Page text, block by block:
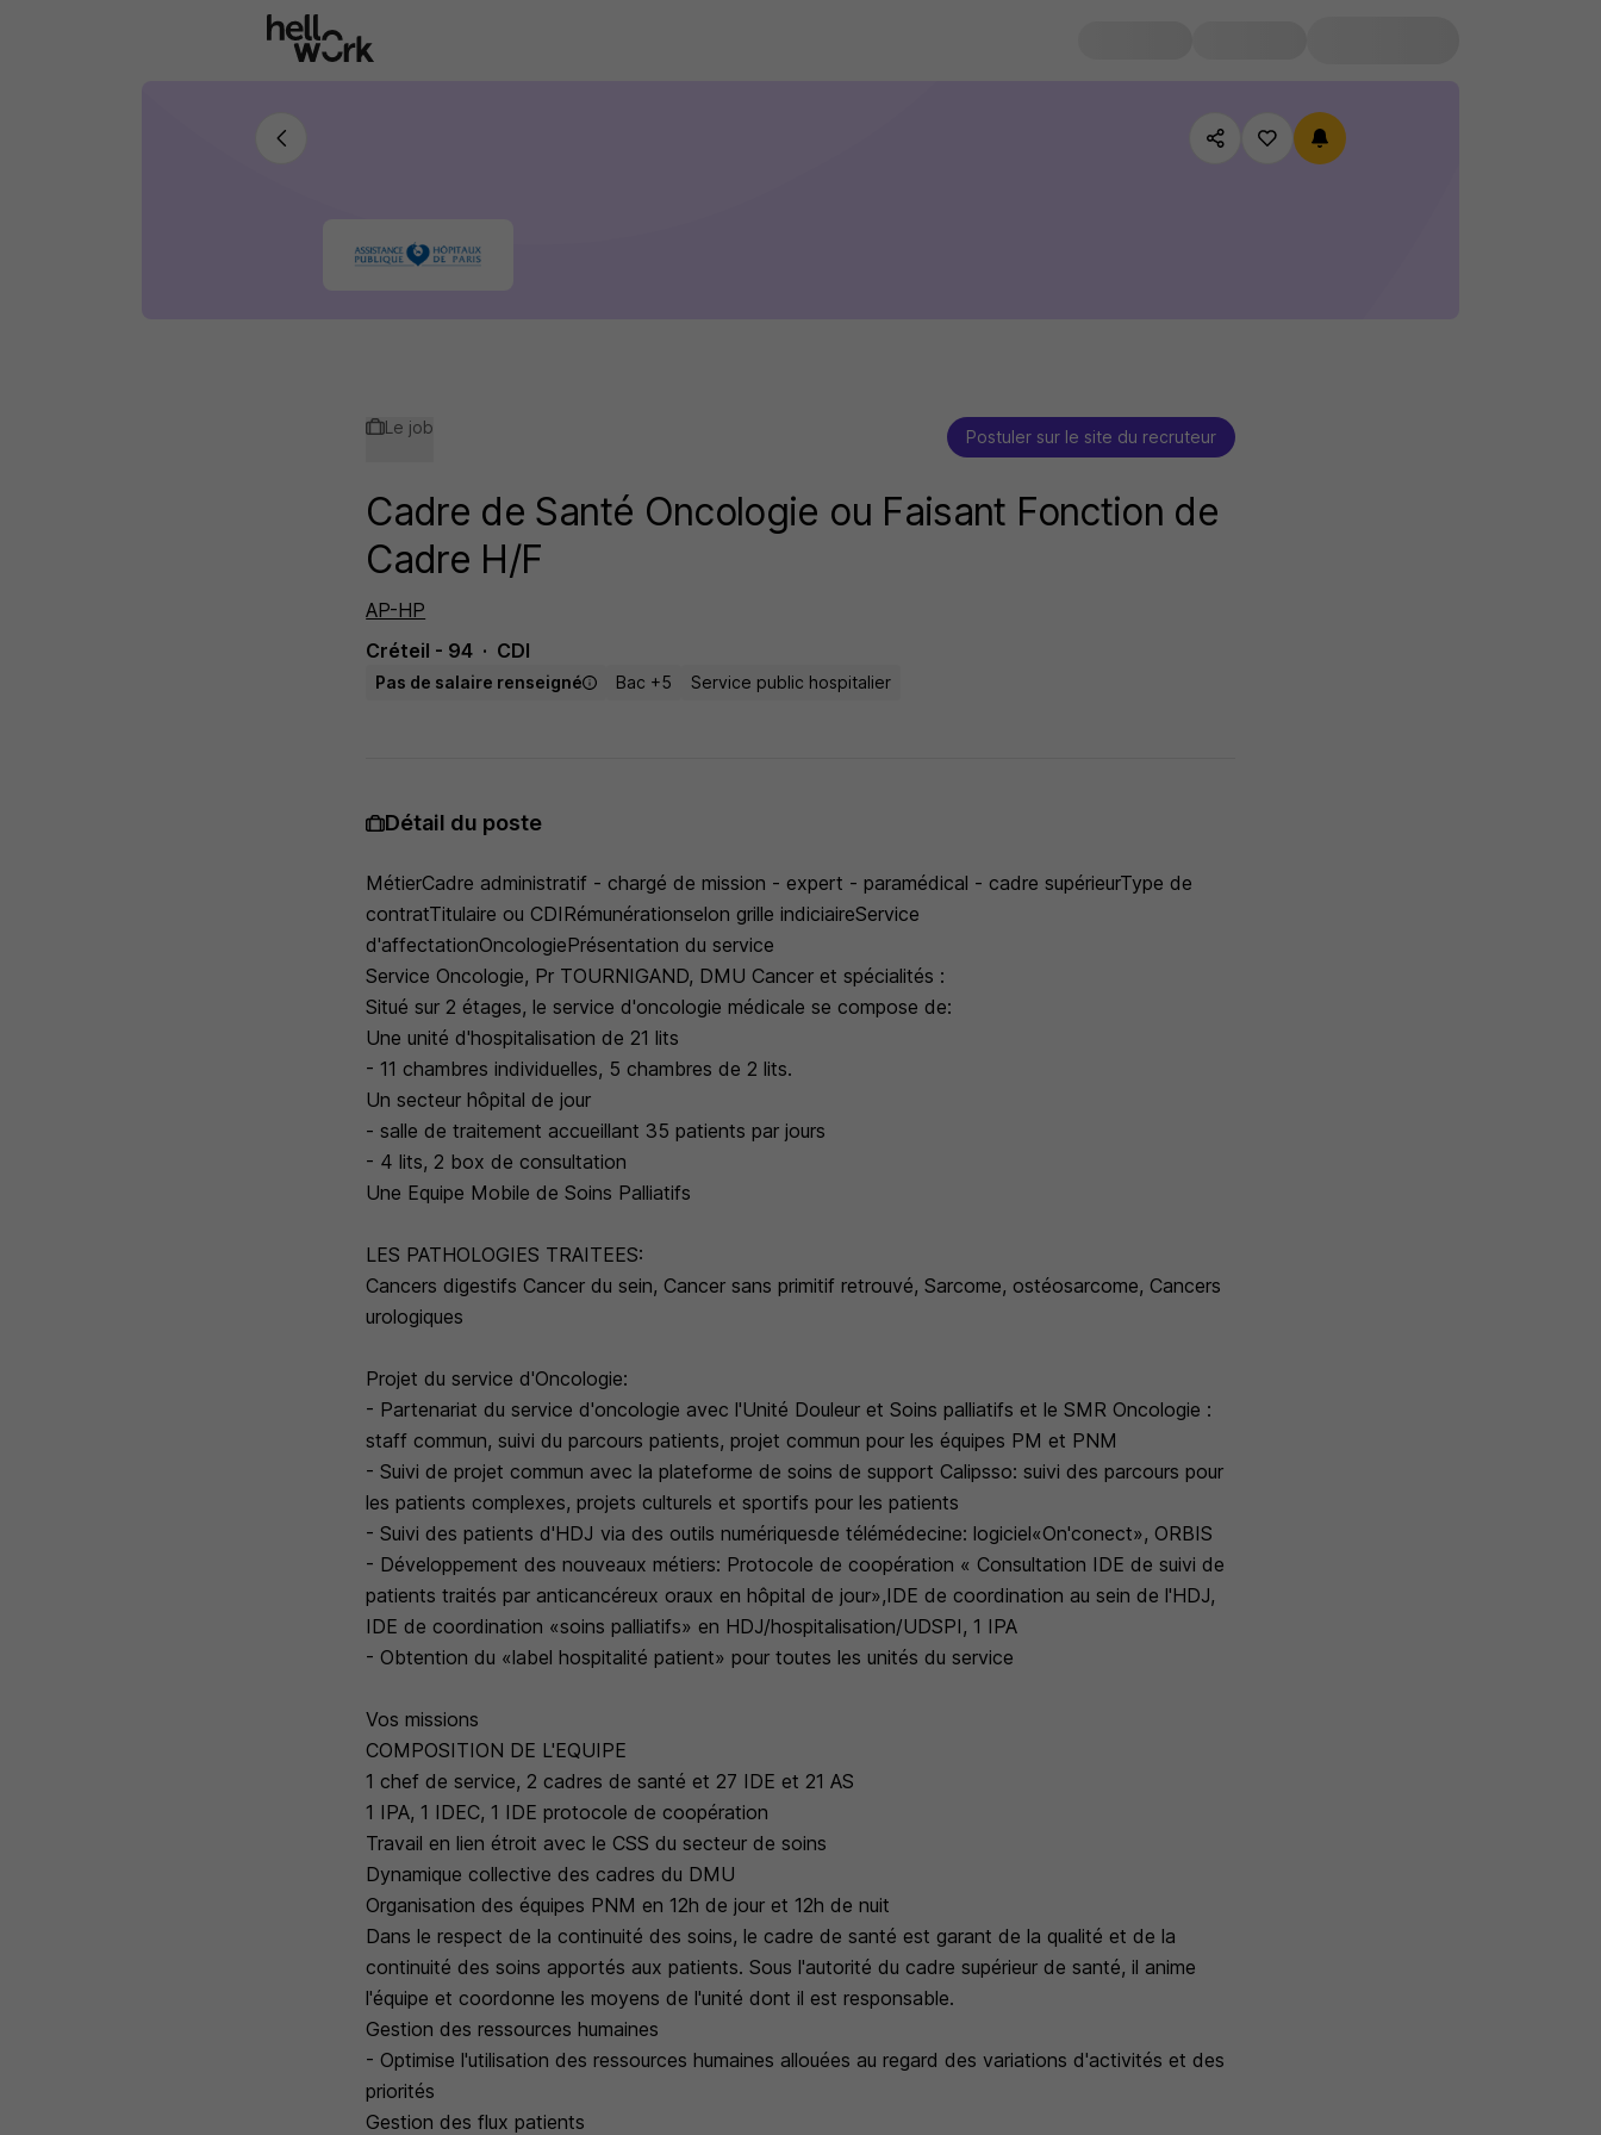
Le job Postuler sur le site du recruteur
Cadre de Santé Oncologie ou Faisant Fonction de
Cadre H/F
AP-HP
Créteil - 94
CDI
Pas de salaire renseigné Bac +5 Service public hospitalier
Détail du poste
MétierCadre administratif - chargé de mission - expert - paramédical - cadre supérieurType de
contratTitulaire ou CDIRémunérationselon grille indiciaireService
d'affectationOncologiePrésentation du service
Service Oncologie, Pr TOURNIGAND, DMU Cancer et spécialités :
Situé sur 2 étages, le service d'oncologie médicale se compose de:
Une unité d'hospitalisation de 21 lits
- 11 chambres individuelles, 5 chambres de 2 lits.
Un secteur hôpital de jour
- salle de traitement accueillant 35 patients par jours
- 4 lits, 2 box de consultation
Une Equipe Mobile de Soins Palliatifs
LES PATHOLOGIES TRAITEES:
Cancers digestifs Cancer du sein, Cancer sans primitif retrouvé, Sarcome, ostéosarcome, Cancers
urologiques
Projet du service d'Oncologie:
- Partenariat du service d'oncologie avec l'Unité Douleur et Soins palliatifs et le SMR Oncologie :
staff commun, suivi du parcours patients, projet commun pour les équipes PM et PNM
- Suivi de projet commun avec la plateforme de soins de support Calipsso: suivi des parcours pour
les patients complexes, projets culturels et sportifs pour les patients
- Suivi des patients d'HDJ via des outils numériquesde télémédecine: logiciel«On'conect», ORBIS
- Développement des nouveaux métiers: Protocole de coopération « Consultation IDE de suivi de
patients traités par anticancéreux oraux en hôpital de jour»,IDE de coordination au sein de l'HDJ,
IDE de coordination «soins palliatifs» en HDJ/hospitalisation/UDSPI, 1 IPA
- Obtention du «label hospitalité patient» pour toutes les unités du service
Vos missions
COMPOSITION DE L'EQUIPE
1 chef de service, 2 cadres de santé et 27 IDE et 21 AS
1 IPA, 1 IDEC, 1 IDE protocole de coopération
Travail en lien étroit avec le CSS du secteur de soins
Dynamique collective des cadres du DMU
Organisation des équipes PNM en 12h de jour et 12h de nuit
Dans le respect de la continuité des soins, le cadre de santé est garant de la qualité et de la
continuité des soins apportés aux patients. Sous l'autorité du cadre supérieur de santé, il anime
l'équipe et coordonne les moyens de l'unité dont il est responsable.
Gestion des ressources humaines
- Optimise l'utilisation des ressources humaines allouées au regard des variations d'activités et des
priorités
Gestion des flux patients